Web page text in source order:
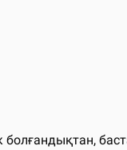
болғандықтан,